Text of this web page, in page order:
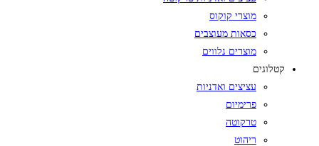
מוצרי קוקוס
כסאות מעוצבים
מוצרים נלווים
קטלוגים
עציצים ואדניות
פרימיום
טרקוטה
ריהוט